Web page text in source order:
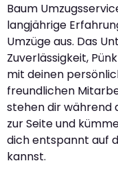
Baum
langjährige
Umzüge aus. Das
Zuverlässigkeit,
mit deinen
freundlichen
stehen dir während
zur Seite und
dich entspannt auf
kannst.